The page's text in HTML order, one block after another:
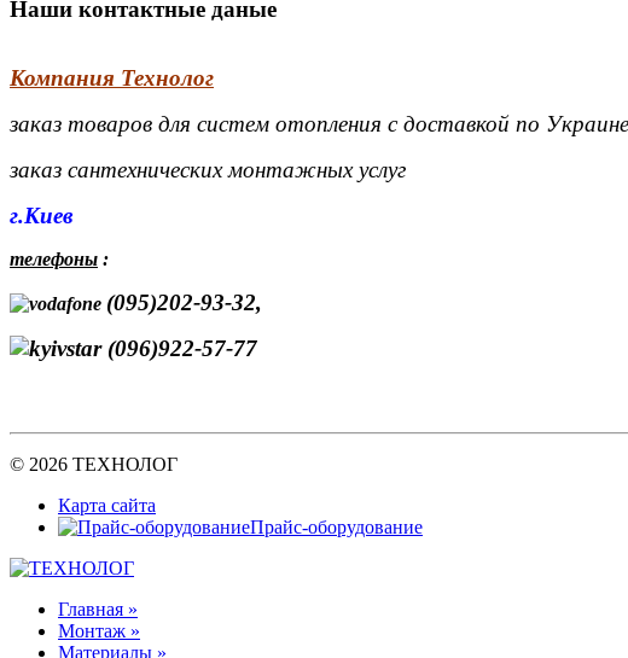
Наши контактные даные
Компания Технолог
заказ товаров для систем отопления с доставкой по Украине
заказ сантехнических монтажных услуг
г.Киев
телефоны :
(095)202-93-32,
(096)922-57-77
© 2026 ТЕХНОЛОГ
Карта сайта
Прайс-оборудование
Главная »
Монтаж »
Материалы »